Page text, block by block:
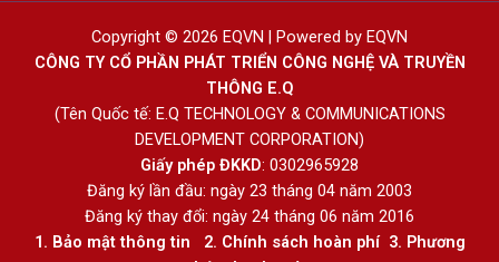
Copyright © 2026 EQVN | Powered by EQVN
CÔNG TY CỔ PHẦN PHÁT TRIỂN CÔNG NGHỆ VÀ TRUYỀN
THÔNG E.Q
(Tên Quốc tế: E.Q TECHNOLOGY & COMMUNICATIONS
DEVELOPMENT CORPORATION)
Giấy phép ĐKKD: 0302965928
Đăng ký lần đầu: ngày 23 tháng 04 năm 2003
Đăng ký thay đổi: ngày 24 tháng 06 năm 2016
1. Bảo mật thông tin 2. Chính sách hoàn phí3. Phương